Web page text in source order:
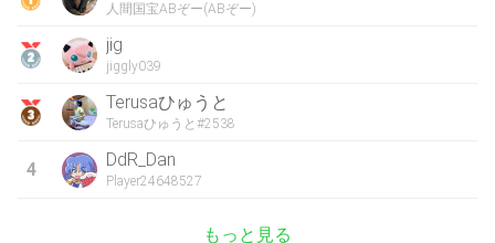
人間国宝ABぞー(ABぞー)
jig
jiggly039
Terusaひゅうと
Terusaひゅうと#2538
4 DdR_Dan
Player24648527
もっと見る